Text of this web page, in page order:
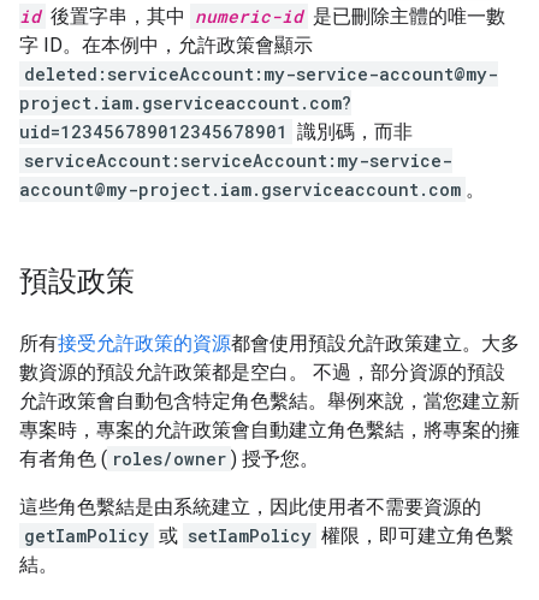
id 後置字串，其中 numeric-id 是已刪除主體的唯一數
字 ID。在本例中，允許政策會顯示
deleted:serviceAccount:my-service-account@my-
project.iam.gserviceaccount.com?
uid=123456789012345678901 識別碼，而非
serviceAccount:serviceAccount:my-service-
account@my-project.iam.gserviceaccount.com 。
預設政策
所有接受允許政策的資源都會使用預設允許政策建立。大多
數資源的預設允許政策都是空白。 不過，部分資源的預設
允許政策會自動包含特定角色繫結。舉例來說，當您建立新
專案時，專案的允許政策會自動建立角色繫結，將專案的擁
有者角色 ( roles/owner ) 授予您。
這些角色繫結是由系統建立，因此使用者不需要資源的
getIamPolicy 或 setIamPolicy 權限，即可建立角色繫
結。